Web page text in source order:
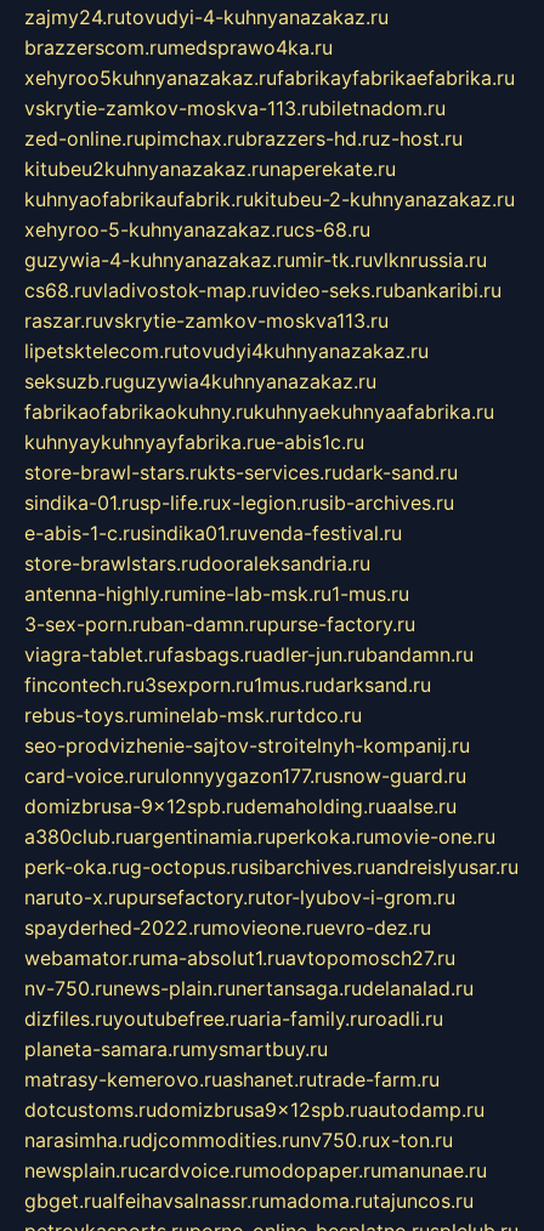
zajmy24.rutovudyi-4-kuhnyanazakaz.ru
brazzerscom.rumedsprawo4ka.ru
xehyroo5kuhnyanazakaz.rufabrikayfabrikaefabrika.ru
vskrytie-zamkov-moskva-113.rubiletnadom.ru
zed-online.rupimchax.rubrazzers-hd.ruz-host.ru
kitubeu2kuhnyanazakaz.runaperekate.ru
kuhnyaofabrikaufabrik.rukitubeu-2-kuhnyanazakaz.ru
xehyroo-5-kuhnyanazakaz.rucs-68.ru
guzywia-4-kuhnyanazakaz.rumir-tk.ruvlknrussia.ru
cs68.ruvladivostok-map.ruvideo-seks.rubankaribi.ru
raszar.ruvskrytie-zamkov-moskva113.ru
lipetsktelecom.rutovudyi4kuhnyanazakaz.ru
seksuzb.ruguzywia4kuhnyanazakaz.ru
fabrikaofabrikaokuhny.rukuhnyaekuhnyaafabrika.ru
kuhnyaykuhnyayfabrika.rue-abis1c.ru
store-brawl-stars.rukts-services.rudark-sand.ru
sindika-01.rusp-life.rux-legion.rusib-archives.ru
e-abis-1-c.rusindika01.ruvenda-festival.ru
store-brawlstars.rudooraleksandria.ru
antenna-highly.rumine-lab-msk.ru1-mus.ru
3-sex-porn.ruban-damn.rupurse-factory.ru
viagra-tablet.rufasbags.ruadler-jun.rubandamn.ru
fincontech.ru3sexporn.ru1mus.rudarksand.ru
rebus-toys.ruminelab-msk.rurtdco.ru
seo-prodvizhenie-sajtov-stroitelnyh-kompanij.ru
card-voice.rurulonnyygazon177.rusnow-guard.ru
domizbrusa-9x12spb.rudemaholding.ruaalse.ru
a380club.ruargentinamia.ruperkoka.rumovie-one.ru
perk-oka.rug-octopus.rusibarchives.ruandreislyusar.ru
naruto-x.rupursefactory.rutor-lyubov-i-grom.ru
spayderhed-2022.rumovieone.ruevro-dez.ru
webamator.ruma-absolut1.ruavtopomosch27.ru
nv-750.runews-plain.runertansaga.rudelanalad.ru
dizfiles.ruyoutubefree.ruaria-family.ruroadli.ru
planeta-samara.rumysmartbuy.ru
matrasy-kemerovo.ruashanet.rutrade-farm.ru
dotcustoms.rudomizbrusa9x12spb.ruautodamp.ru
narasimha.rudjcommodities.runv750.rux-ton.ru
newsplain.rucardvoice.rumodopaper.rumanunae.ru
gbget.rualfeihavsalnassr.rumadoma.rutajuncos.ru